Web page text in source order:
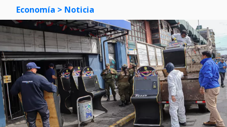
Economía > Noticia